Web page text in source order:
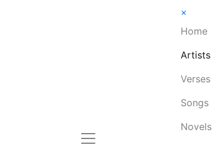
×
Home
Artists
Verses
Songs
Novels